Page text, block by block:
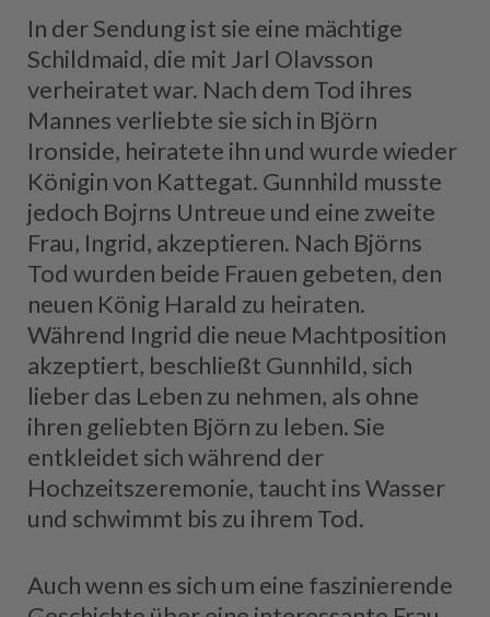
In der Sendung ist sie eine mächtige
Schildmaid, die mit Jarl Olavsson
verheiratet war. Nach dem Tod ihres
Mannes verliebte sie sich in Björn
Ironside, heiratete ihn und wurde wieder
Königin von Kattegat. Gunnhild musste
jedoch Bojrns Untreue und eine zweite
Frau, Ingrid, akzeptieren. Nach Björns
Tod wurden beide Frauen gebeten, den
neuen König Harald zu heiraten.
Während Ingrid die neue Machtposition
akzeptiert, beschließt Gunnhild, sich
lieber das Leben zu nehmen, als ohne
ihren geliebten Björn zu leben. Sie
entkleidet sich während der
Hochzeitszeremonie, taucht ins Wasser
und schwimmt bis zu ihrem Tod.
Auch wenn es sich um eine faszinierende